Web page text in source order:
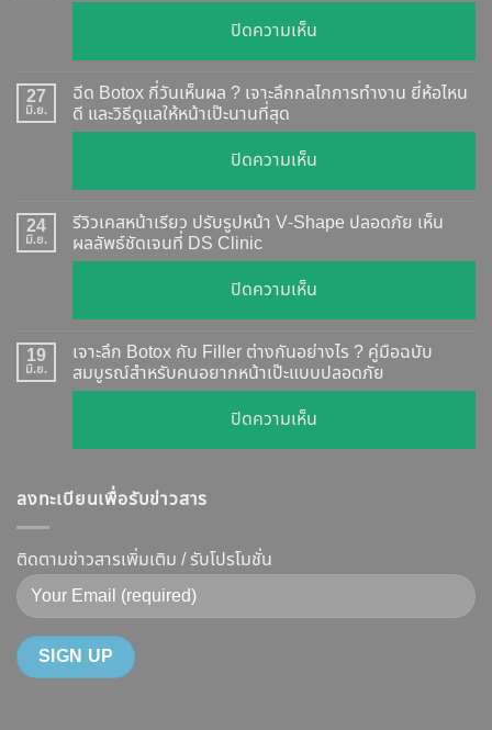
ปิดความเห็น
Botox
แท้
อย่างไร
อัปเดต
2026
ยี่ห้อ
แบบ
27
มิ.ย.
ฉีด Botox กี่วันเห็นผล ? เจาะลึกกลไกการทำงาน ยี่ห้อไหน
ดี และวิธีดูแลให้หน้าเป๊ะนานที่สุด
ปิดความเห็น
ฉีด
Botox
วัน
ผล
?
เจาะ
ดี
วิธี
24
มิ.ย.
รีวิวเคสหน้าเรียว ปรับรูปหน้า V-Shape ปลอดภัย เห็น
ผลลัพธ์ชัดเจนที่ DS Clinic
ปิดความเห็น
รีวิว
เคส
หน้า
เรียว
รูป
ผลลัพธ์
19
มิ.ย.
เจาะลึก Botox กับ Filler ต่างกันอย่างไร ? คู่มือฉบับ
สมบูรณ์สำหรับคนอยากหน้าเป๊ะแบบปลอดภัย
ปิดความเห็น
เจาะ
ต่าง
ลงทะเบียนเพื่อรับข่าวสาร
ติดตามข่าวสารเพิ่มเติม / รับโปรโมชั่น